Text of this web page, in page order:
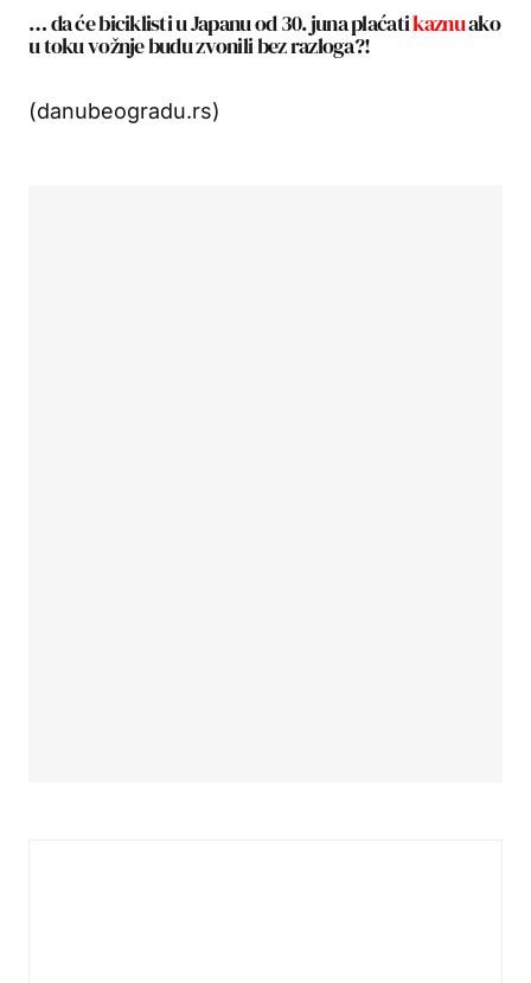
… da će biciklisti u Japanu od 30. juna plaćatikaznuako
u toku vožnje budu zvonili bez razloga?!
(danubeogradu.rs)